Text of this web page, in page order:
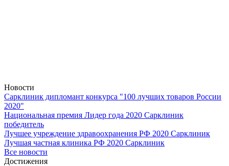
Новости
Сарклиник дипломант конкурса "100 лучших товаров России
2020"
Национальная премия Лидер года 2020 Сарклиник
победитель
Лучшее учреждение здравоохранения РФ 2020 Сарклиник
Лучшая частная клиника РФ 2020 Сарклиник
Все новости
Достижения